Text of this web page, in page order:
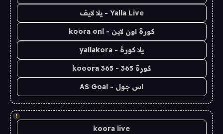
Yalla Live - يلا لايف
كورة اون لاين - koora onl
يلا كورة - yallakora
كورة 365 - kooora 365
اس جول - AS Goal
!
koora live